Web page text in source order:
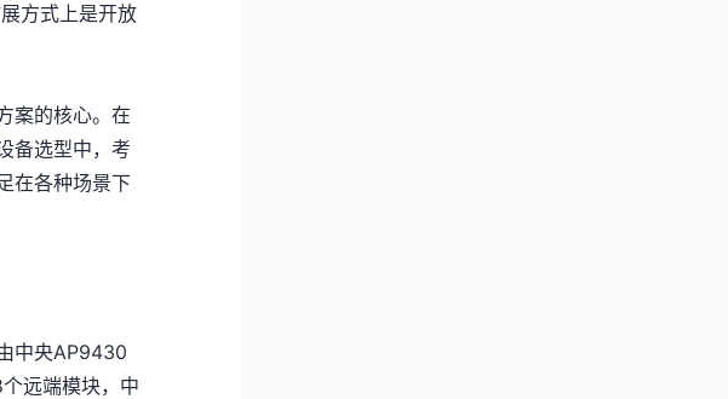
方式上是开放
案的核心。在
备选型中，考
在各种场景下
中央AP9430
远端模块，中